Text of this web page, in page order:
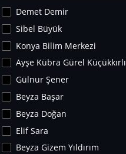
Astronomi ve Uzay
Noroloji
Matematik
Teknoloji
İklim Değişikliği
Arkeoloji
Kültür&Sanat
Yaşam Tavsiyeleri
Merakoloji
Demet Demir
Sibel Büyük
Konya Bilim Merkezi
Ayşe Kübra Gürel Küçükkırlı
Gülnur Şener
Beyza Başar
Beyza Doğan
Elif Sara
Beyza Gizem Yıldırım